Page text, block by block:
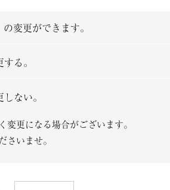
変更ができます。
る。
ない。
変更になる場合がございます。
さいませ。